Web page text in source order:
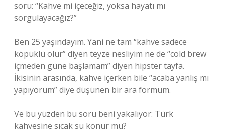
soru: “Kahve mi içeceğiz, yoksa hayatı mı
sorgulayacağız?”
Ben 25 yaşındayım. Yani ne tam “kahve sadece
köpüklü olur” diyen teyze nesliyim ne de “cold brew
içmeden güne başlamam” diyen hipster tayfa.
İkisinin arasında, kahve içerken bile “acaba yanlış mı
yapıyorum” diye düşünen bir ara formum.
Ve bu yüzden bu soru beni yakalıyor: Türk
kahvesine sıcak su konur mu?